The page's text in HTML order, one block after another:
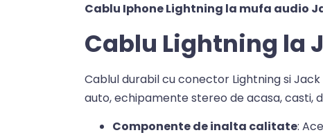
Cablu Iphone Lightning la mufa audio
Cablu Lightning la
Cablul durabil cu conector Lightning si
auto, echipamente stereo de acasa, casti,
Componente de inalta calitate: